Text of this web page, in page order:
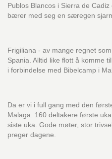
Publos Blancos i Sierra de
bærer med seg en særegen
Frigiliana - av mange regnet
Spania. Alltid like flott å komme
i forbindelse med Bibelcamp i
Da er vi i full gang med den
Malaga. 160 deltakere første
siste uka. Gode møter, stor
preger dagene.